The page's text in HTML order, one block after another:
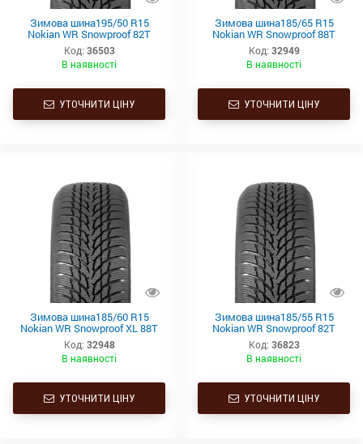
Зимова шина195/50 R15
Nokian WR Snowproof 82T
Код: 36503
В наявності
УТОЧНИТИ ЦІНУ
Зимова шина185/65 R15
Nokian WR Snowproof 88T
Код: 32949
В наявності
УТОЧНИТИ ЦІНУ
Зимова шина185/60 R15
Nokian WR Snowproof XL 88T
Код: 32948
В наявності
УТОЧНИТИ ЦІНУ
Зимова шина185/55 R15
Nokian WR Snowproof 82T
Код: 36823
В наявності
УТОЧНИТИ ЦІНУ